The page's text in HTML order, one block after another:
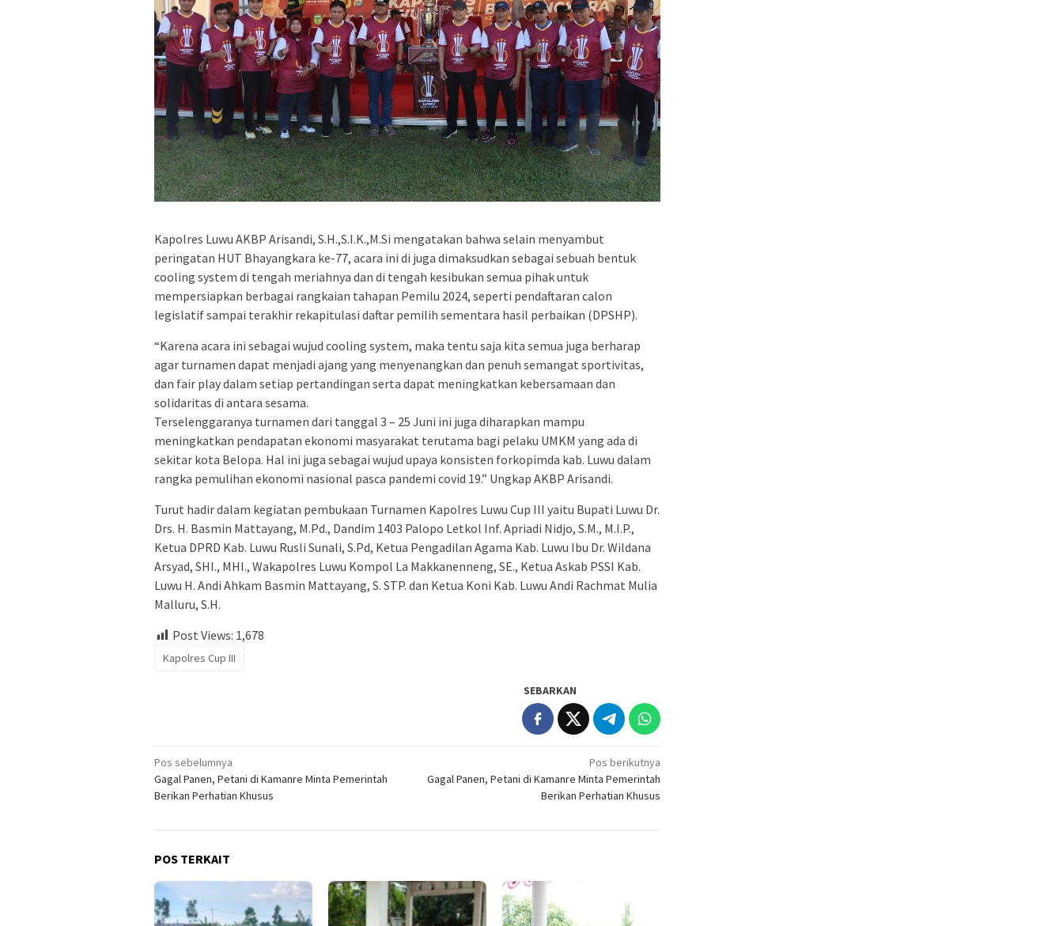
Kapolres Luwu AKBP Arisandi, S.H.,S.I.K.,M.Si mengatakan bahwa selain menyambut
peringatan HUT Bhayangkara ke-77, acara ini di juga dimaksudkan sebagai sebuah bentuk
cooling system di tengah meriahnya dan di tengah kesibukan semua pihak untuk
mempersiapkan berbagai rangkaian tahapan Pemilu 2024, seperti pendaftaran calon
legislatif sampai terakhir rekapitulasi daftar pemilih sementara hasil perbaikan (DPSHP).
“Karena acara ini sebagai wujud cooling system, maka tentu saja kita semua juga berharap
agar turnamen dapat menjadi ajang yang menyenangkan dan penuh semangat sportivitas,
dan fair play dalam setiap pertandingan serta dapat meningkatkan kebersamaan dan
solidaritas di antara sesama.
Terselenggaranya turnamen dari tanggal 3 – 25 Juni ini juga diharapkan mampu
meningkatkan pendapatan ekonomi masyarakat terutama bagi pelaku UMKM yang ada di
sekitar kota Belopa. Hal ini juga sebagai wujud upaya konsisten forkopimda kab. Luwu dalam
rangka pemulihan ekonomi nasional pasca pandemi covid 19.” Ungkap AKBP Arisandi.
Turut hadir dalam kegiatan pembukaan Turnamen Kapolres Luwu Cup III yaitu Bupati Luwu Dr.
Drs. H. Basmin Mattayang, M.Pd., Dandim 1403 Palopo Letkol Inf. Apriadi Nidjo, S.M., M.I.P.,
Ketua DPRD Kab. Luwu Rusli Sunali, S.Pd, Ketua Pengadilan Agama Kab. Luwu Ibu Dr. Wildana
Arsyad, SHI., MHI., Wakapolres Luwu Kompol La Makkanenneng, SE., Ketua Askab PSSI Kab.
Luwu H. Andi Ahkam Basmin Mattayang, S. STP. dan Ketua Koni Kab. Luwu Andi Rachmat Mulia
Malluru, S.H.
Post Views: 1,678
Kapolres Cup III
SEBARKAN
Navigasi
pos
Pos sebelumnya
Gagal Panen, Petani di Kamanre Minta Pemerintah
Berikan Perhatian Khusus
Pos berikutnya
Gagal Panen, Petani di Kamanre Minta Pemerintah
Berikan Perhatian Khusus
POS TERKAIT